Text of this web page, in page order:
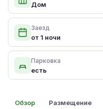
Дом
Заезд
от 1 ночи
Парковка
есть
Обзор Размещение